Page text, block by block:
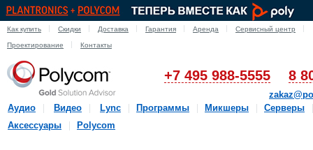
Как купить Скидки Доставка Гарантия Аренда Сервисный центр
Проектирование Контакты
+7 495 988-5555 8
Аудио
Видео Lync Программы Микшеры
Серверы
Аксессуары
Polycom